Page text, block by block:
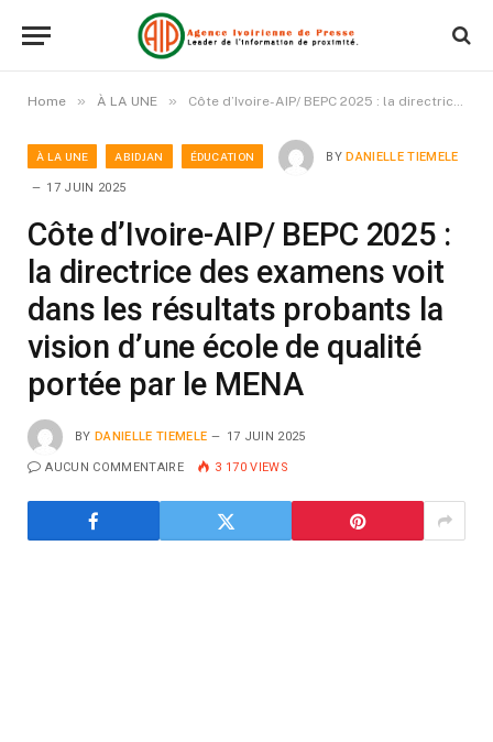
Home » À LA UNE » Côte d’Ivoire-AIP/ BEPC 2025 : la directrice des examens voit dans les résultats probants la vision d’une école de qualité portée par le MENA
À LA UNE ABIDJAN ÉDUCATION BY DANIELLE TIEMELE
17 JUIN 2025
Côte d’Ivoire-AIP/ BEPC 2025 :
la directrice des examens voit
dans les résultats probants la
vision d’une école de qualité
portée par le MENA
BY DANIELLE TIEMELE 17 JUIN 2025
AUCUN COMMENTAIRE 3 170VIEWS